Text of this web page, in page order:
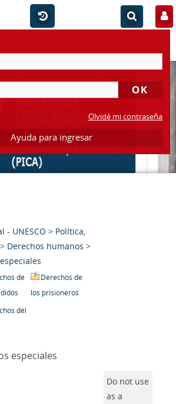
Olvidé mi contraseña
Ayuda para ingresar
- UNESCO > Política,
> Derechos humanos >
de
Derechos de
los prisioneros
del
especiales
Do not use
as a